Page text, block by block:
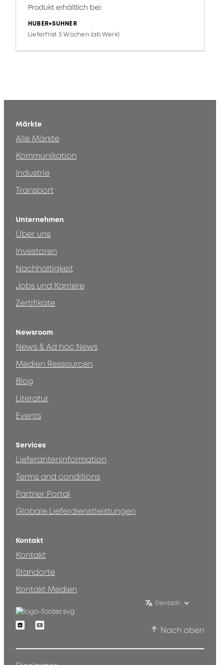
Produkt erhältlich bei:
HUBER+SUHNER
Lieferfrist 5 Wochen (ab Werk)
Märkte
Alle Märkte
Kommunikation
Industrie
Transport
Unternehmen
Über uns
Investoren
Nachhaltigkeit
Jobs und Karriere
Zertifikate
Newsroom
News & Ad hoc News
Medien Ressourcen
Blog
Literatur
Events
Services
Lieferanteninformation
Terms and conditions
Partner Portal
Globale Lieferdienstleistungen
Kontakt
Kontakt
Standorte
Kontakt Medien
Deutsch
LinkedinYoutube
Nach oben